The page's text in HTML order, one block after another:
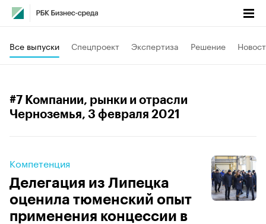
Все выпуски Спецпроект Экспертиза Решение
#7 Компании, рынки и отрасли
Черноземья, 3 февраля 2021
Компетенция
Делегация из Липецка
оценила тюменский опыт
применения концессии в